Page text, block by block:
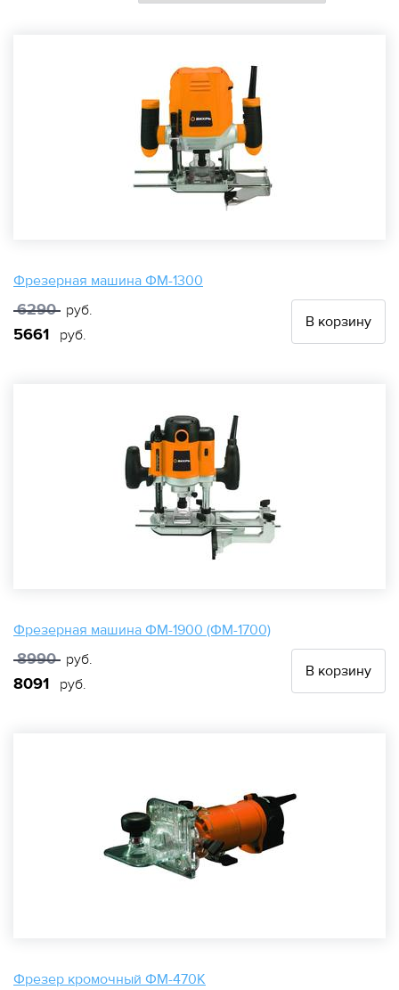
Фрезерная машина ФМ-1300
6290 руб.
5661 руб.
В корзину
Фрезерная машина ФМ-1900 (ФМ-1700)
8990 руб.
8091 руб.
В корзину
Фрезер кромочный ФМ-470К